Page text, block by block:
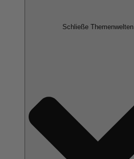
Schließe Themenwelten